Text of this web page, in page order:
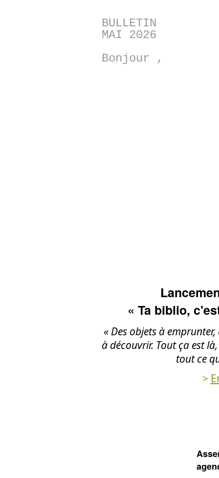
BULLETIN
MAI 2026
Bonjour ,
« Ta biblio,
« Des objets à
à découvrir. Tout ça est
tout ce
>